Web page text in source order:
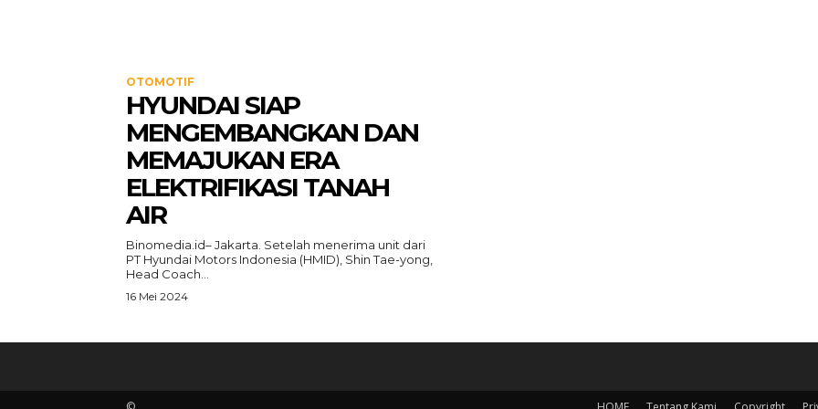
OTOMOTIF
HYUNDAI SIAP
MENGEMBANGKAN DAN
MEMAJUKAN ERA
ELEKTRIFIKASI TANAH
AIR
Binomedia.id– Jakarta. Setelah menerima unit dari
PT Hyundai Motors Indonesia (HMID), Shin Tae-yong,
Head Coach...
16 Mei 2024